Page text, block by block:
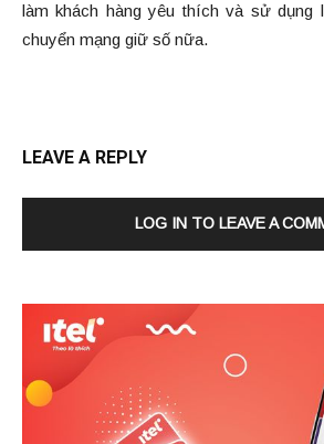
làm khách hàng yêu thích và sử dụng
chuyển mạng giữ số nữa.
LEAVE A REPLY
LOG IN TO LEAVE A